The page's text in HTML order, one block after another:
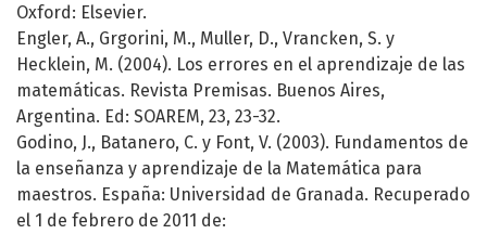
Oxford: Elsevier.
Engler, A., Grgorini, M., Muller, D., Vrancken, S. y
Hecklein, M. (2004). Los errores en el aprendizaje de las
matemáticas. Revista Premisas. Buenos Aires,
Argentina. Ed: SOAREM, 23, 23-32.
Godino, J., Batanero, C. y Font, V. (2003). Fundamentos de
la enseñanza y aprendizaje de la Matemática para
maestros. España: Universidad de Granada. Recuperado
el 1 de febrero de 2011 de: